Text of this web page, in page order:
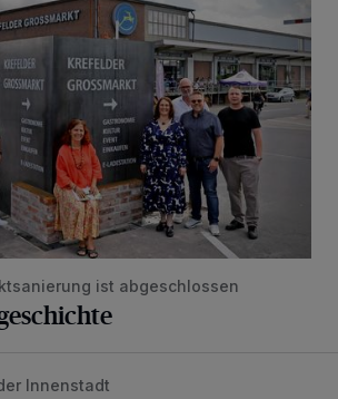
ist abgeschlossen
– „Frauen dieser Welt“
Innenstadt